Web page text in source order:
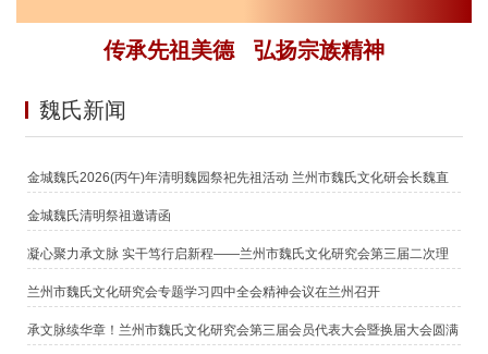
传承先祖美德 弘扬宗族精神
魏氏新闻
金城魏氏2026(丙午)年清明魏园祭祀先祖活动 兰州市魏氏文化研会长魏直
鹏恭读祭文
金城魏氏清明祭祖邀请函
凝心聚力承文脉 实干笃行启新程——兰州市魏氏文化研究会第三届二次理
事（扩大）会议暨新春团拜会圆满举行
兰州市魏氏文化研究会专题学习四中全会精神会议在兰州召开
承文脉续华章！兰州市魏氏文化研究会第三届会员代表大会暨换届大会圆满